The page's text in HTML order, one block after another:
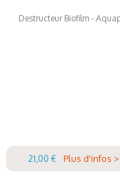
Destructeur Biofilm -
21,00 € Plus d'infos >